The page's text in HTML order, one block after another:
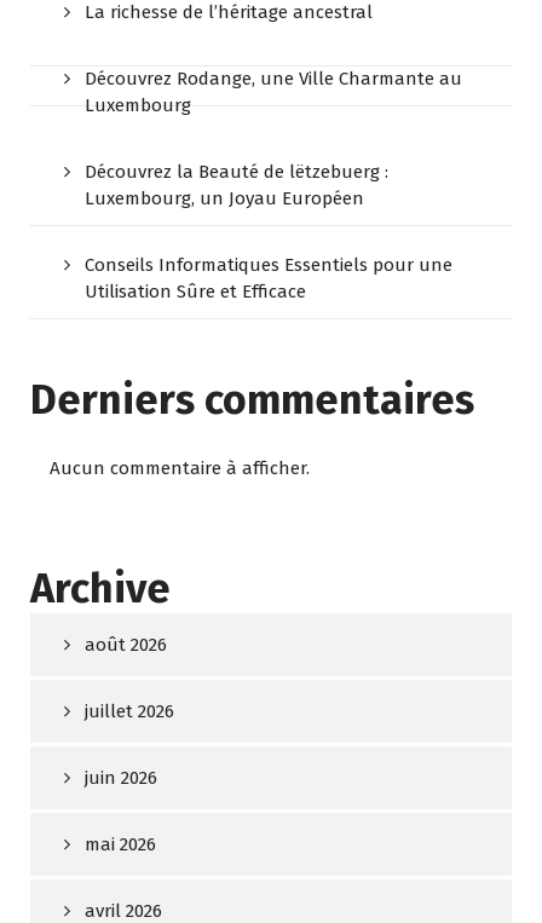
La richesse de l’héritage ancestral
Découvrez Rodange, une Ville Charmante au
Luxembourg
Découvrez la Beauté de lëtzebuerg :
Luxembourg, un Joyau Européen
Conseils Informatiques Essentiels pour une
Utilisation Sûre et Efficace
Derniers commentaires
Aucun commentaire à afficher.
Archive
août 2026
juillet 2026
juin 2026
mai 2026
avril 2026